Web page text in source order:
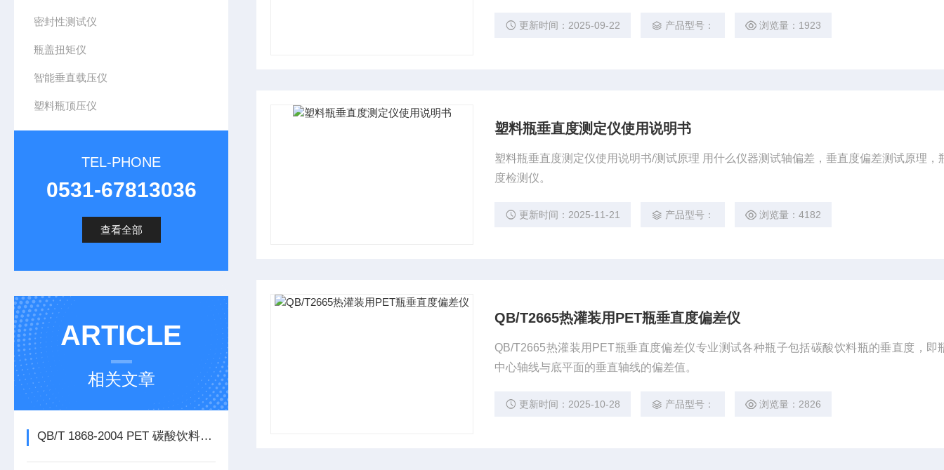
密封性测试仪
瓶盖扭矩仪
智能垂直载压仪
塑料瓶顶压仪
TEL-PHONE
0531-67813036
查看全部
ARTICLE
相关文章
QB/T 1868-2004 PET 碳酸饮料瓶检测项目与仪器应用
更新时间：2025-09-22 产品型号： 浏览量：1923
塑料瓶垂直度测定仪使用说明书
塑料瓶垂直度测定仪使用说明书/测试原理 用什么仪器测试轴偏差，垂直度偏差测试原理，
度检测仪。
更新时间：2025-11-21 产品型号： 浏览量：4182
QB/T2665热灌装用PET瓶垂直度偏差仪
QB/T2665热灌装用PET瓶垂直度偏差仪专业测试各种瓶子包括碳酸饮料瓶的垂直度，即
中心轴线与底平面的垂直轴线的偏差值。
更新时间：2025-10-28 产品型号： 浏览量：2826